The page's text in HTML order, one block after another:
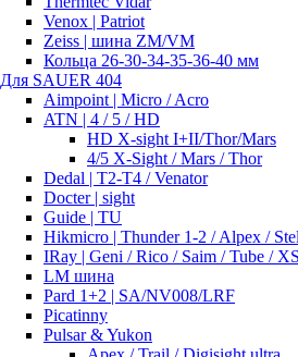
Venox | Patriot
Zeiss | шина ZM/VM
Кольца 26-30-34-35-36-40 мм
Для SAUER 404
Aimpoint | Micro / Acro
ATN | 4 / 5 / HD
HD X-sight I+II/Thor/Mars
4/5 X-Sight / Mars / Thor
Dedal | T2-T4 / Venator
Docter | sight
Guide | TU
Hikmicro | Thunder 1-2 / Alpex /
IRay | Geni / Rico / Saim / Tube /
LM шина
Pard 1+2 | SA/NV008/LRF
Picatinny
Pulsar & Yukon